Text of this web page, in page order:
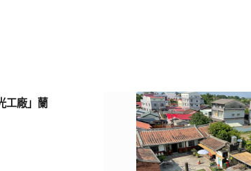
工廠」蘭